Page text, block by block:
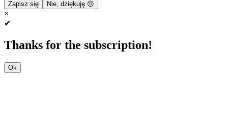
Zapisz się Nie, dziękuję 😔
×
✔
Thanks for the subscription!
Ok